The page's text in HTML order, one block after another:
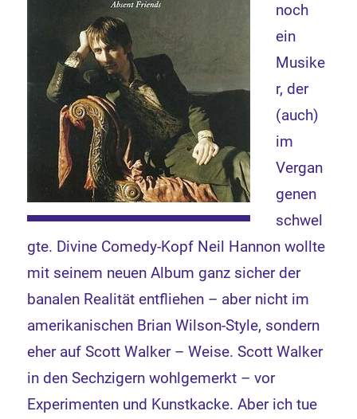
noch
ein
Musike
r, der
(auch)
im
Vergan
genen
schwel
gte. Divine Comedy-Kopf Neil Hannon wollte
mit seinem neuen Album ganz sicher der
banalen Realität entfliehen – aber nicht im
amerikanischen Brian Wilson-Style, sondern
eher auf Scott Walker – Weise. Scott Walker
in den Sechzigern wohlgemerkt – vor
Experimenten und Kunstkacke. Aber ich tue